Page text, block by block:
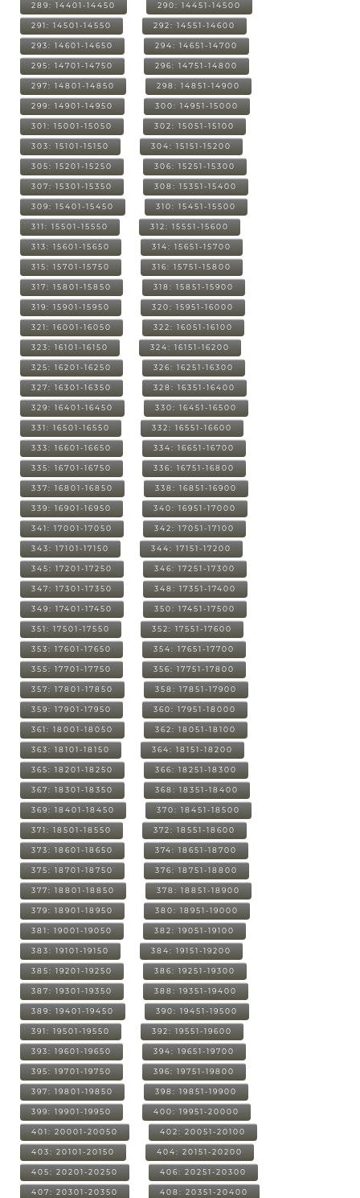
289: 14401-14450 290: 14451-14500
291: 14501-14550 292: 14551-14600
293: 14601-14650 294: 14651-14700
295: 14701-14750 296: 14751-14800
297: 14801-14850 298: 14851-14900
299: 14901-14950 300: 14951-15000
301: 15001-15050 302: 15051-15100
303: 15101-15150 304: 15151-15200
305: 15201-15250 306: 15251-15300
307: 15301-15350 308: 15351-15400
309: 15401-15450 310: 15451-15500
311: 15501-15550 312: 15551-15600
313: 15601-15650 314: 15651-15700
315: 15701-15750 316: 15751-15800
317: 15801-15850 318: 15851-15900
319: 15901-15950 320: 15951-16000
321: 16001-16050 322: 16051-16100
323: 16101-16150 324: 16151-16200
325: 16201-16250 326: 16251-16300
327: 16301-16350 328: 16351-16400
329: 16401-16450 330: 16451-16500
331: 16501-16550 332: 16551-16600
333: 16601-16650 334: 16651-16700
335: 16701-16750 336: 16751-16800
337: 16801-16850 338: 16851-16900
339: 16901-16950 340: 16951-17000
341: 17001-17050 342: 17051-17100
343: 17101-17150 344: 17151-17200
345: 17201-17250 346: 17251-17300
347: 17301-17350 348: 17351-17400
349: 17401-17450 350: 17451-17500
351: 17501-17550 352: 17551-17600
353: 17601-17650 354: 17651-17700
355: 17701-17750 356: 17751-17800
357: 17801-17850 358: 17851-17900
359: 17901-17950 360: 17951-18000
361: 18001-18050 362: 18051-18100
363: 18101-18150 364: 18151-18200
365: 18201-18250 366: 18251-18300
367: 18301-18350 368: 18351-18400
369: 18401-18450 370: 18451-18500
371: 18501-18550 372: 18551-18600
373: 18601-18650 374: 18651-18700
375: 18701-18750 376: 18751-18800
377: 18801-18850 378: 18851-18900
379: 18901-18950 380: 18951-19000
381: 19001-19050 382: 19051-19100
383: 19101-19150 384: 19151-19200
385: 19201-19250 386: 19251-19300
387: 19301-19350 388: 19351-19400
389: 19401-19450 390: 19451-19500
391: 19501-19550 392: 19551-19600
393: 19601-19650 394: 19651-19700
395: 19701-19750 396: 19751-19800
397: 19801-19850 398: 19851-19900
399: 19901-19950 400: 19951-20000
401: 20001-20050 402: 20051-20100
403: 20101-20150 404: 20151-20200
405: 20201-20250 406: 20251-20300
407: 20301-20350 408: 20351-20400